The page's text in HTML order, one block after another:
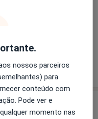
e preços
nenhuma
serviços
nossos parceiros
para
conteúdo com
Pode ver e
momento nas